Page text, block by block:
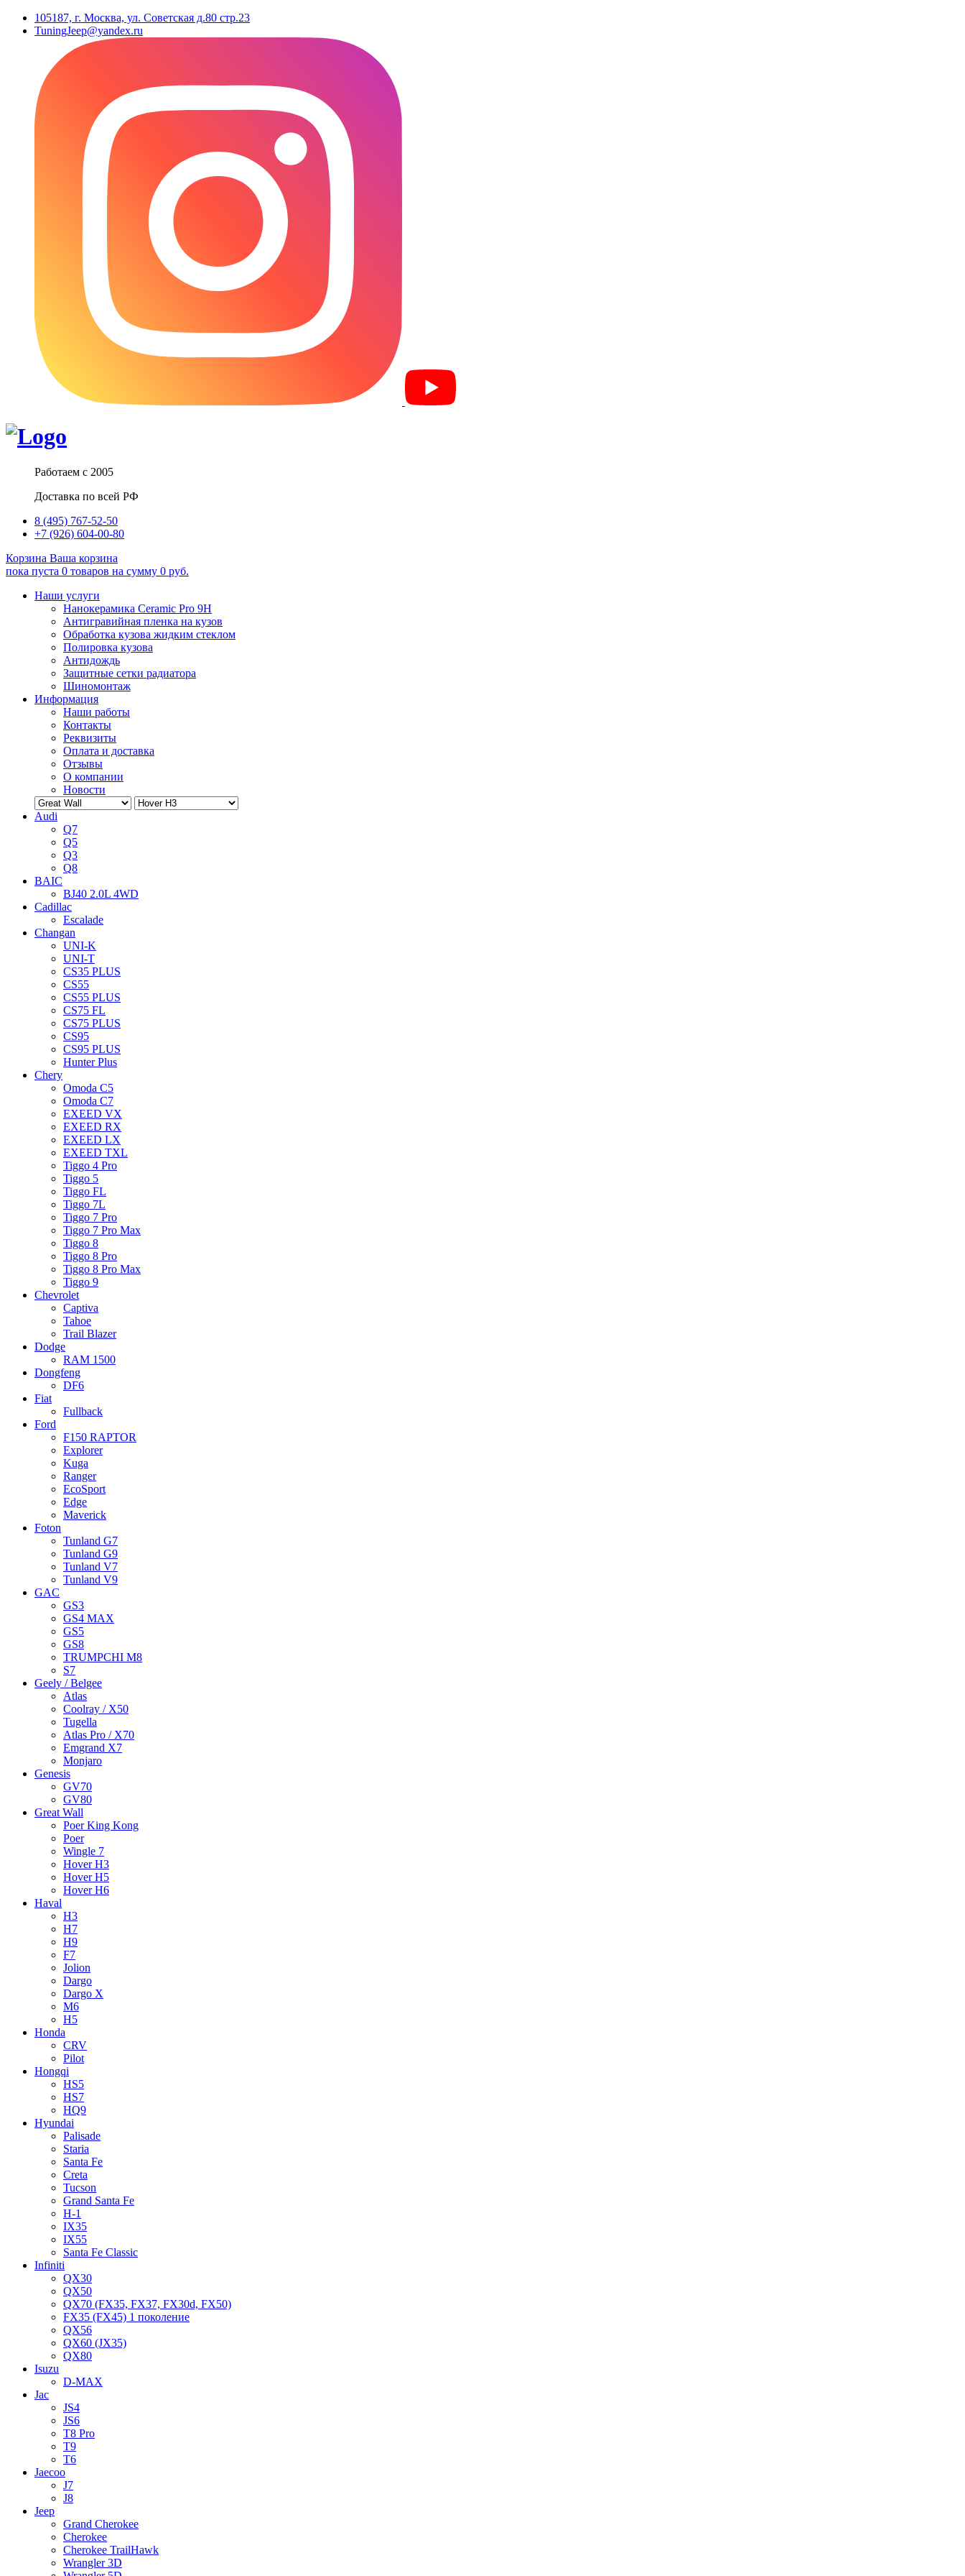
105187, г. Москва, ул. Советская д.80 стр.23
TuningJeep@yandex.ru
Работаем с 2005
Доставка по всей РФ
8 (495) 767-52-50
+7 (926) 604-00-80
Корзина Ваша корзина
пока пуста 0 товаров на сумму 0 руб.
Наши услуги
Нанокерамика Ceramic Pro 9H
Антигравийная пленка на кузов
Обработка кузова жидким стеклом
Полировка кузова
Антидождь
Защитные сетки радиатора
Шиномонтаж
Информация
Наши работы
Контакты
Реквизиты
Оплата и доставка
Отзывы
О компании
Новости
Audi
Q7
Q5
Q3
Q8
BAIC
BJ40 2.0L 4WD
Cadillac
Escalade
Changan
UNI-K
UNI-T
CS35 PLUS
CS55
CS55 PLUS
CS75 FL
CS75 PLUS
CS95
CS95 PLUS
Hunter Plus
Chery
Omoda C5
Omoda C7
EXEED VX
EXEED RX
EXEED LX
EXEED TXL
Tiggo 4 Pro
Tiggo 5
Tiggo FL
Tiggo 7L
Tiggo 7 Pro
Tiggo 7 Pro Max
Tiggo 8
Tiggo 8 Pro
Tiggo 8 Pro Max
Tiggo 9
Chevrolet
Captiva
Tahoe
Trail Blazer
Dodge
RAM 1500
Dongfeng
DF6
Fiat
Fullback
Ford
F150 RAPTOR
Explorer
Kuga
Ranger
EcoSport
Edge
Maverick
Foton
Tunland G7
Tunland G9
Tunland V7
Tunland V9
GAC
GS3
GS4 MAX
GS5
GS8
TRUMPCHI M8
S7
Geely / Belgee
Atlas
Coolray / X50
Tugella
Atlas Pro / X70
Emgrand X7
Monjaro
Genesis
GV70
GV80
Great Wall
Poer King Kong
Poer
Wingle 7
Hover H3
Hover H5
Hover H6
Haval
H3
H7
H9
F7
Jolion
Dargo
Dargo X
M6
H5
Honda
CRV
Pilot
Hongqi
HS5
HS7
HQ9
Hyundai
Palisade
Staria
Santa Fe
Creta
Tucson
Grand Santa Fe
H-1
IX35
IX55
Santa Fe Classic
Infiniti
QX30
QX50
QX70 (FX35, FX37, FX30d, FX50)
FX35 (FX45) 1 поколение
QX56
QX60 (JX35)
QX80
Isuzu
D-MAX
Jac
JS4
JS6
T8 Pro
T9
T6
Jaecoo
J7
J8
Jeep
Grand Cherokee
Cherokee
Cherokee TrailHawk
Wrangler 3D